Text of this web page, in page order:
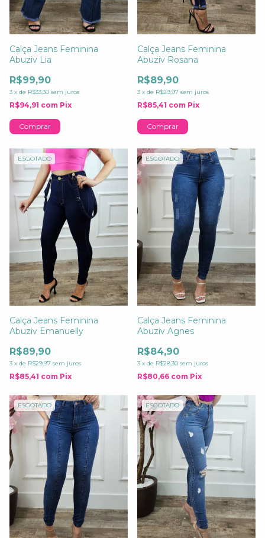
Calça Jeans Feminina
Abuziv Lia
R$99,90
3 x de R$33,30 sem juros
R$94,91 com Pix
Comprar
Calça Jeans Feminina
Abuziv Rosana
R$89,90
3 x de R$29,97 sem juros
R$85,41 com Pix
Comprar
ESGOTADO
Calça Jeans Feminina
Abuziv Emanuelly
R$89,90
3 x de R$29,97 sem juros
R$85,41 com Pix
ESGOTADO
Calça Jeans Feminina
Abuziv Agnes
R$84,90
3 x de R$28,30 sem juros
R$80,66 com Pix
ESGOTADO ESGOTADO